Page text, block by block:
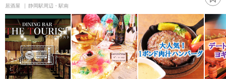
居酒屋 静岡駅周辺・駅南